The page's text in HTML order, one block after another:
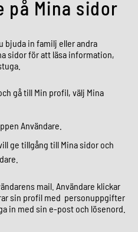
på Mina sidor
bjuda in familj eller andra
sidor för att läsa information,
gå till Min profil, välj Mina
Användare.
ge tillgång till Mina sidor och
mail. Användare klickar
sin profil med personuppgifter
in med sin e-post och lösenord.